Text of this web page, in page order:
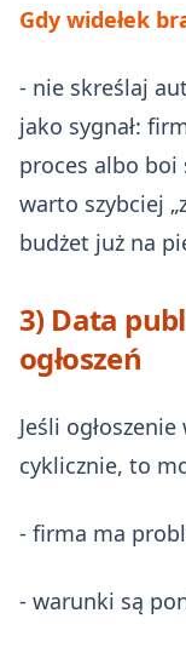
Gdy widełek
- nie skreślaj
jako sygnał:
proces albo
warto szybciej
budżet już na
3) Data
ogłoszeń
Jeśli
cyklicznie, to
- firma ma
- warunki są